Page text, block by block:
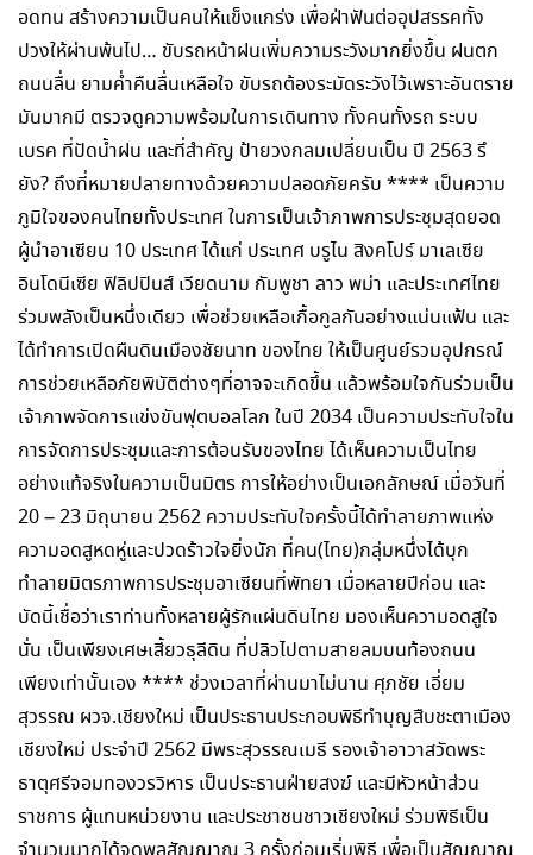
อดทน สร้างความเป็นคนให้แข็งแกร่ง เพื่อฝ่าฟันต่ออุปสรรคทั้ง
ปวงให้ผ่านพ้นไป… ขับรถหน้าฝนเพิ่มความระวังมากยิ่งขึ้น ฝนตก
ถนนลื่น ยามค่ำคืนลื่นเหลือใจ ขับรถต้องระมัดระวังไว้เพราะอันตราย
มันมากมี ตรวจดูความพร้อมในการเดินทาง ทั้งคนทั้งรถ ระบบ
เบรค ที่ปัดน้ำฝน และที่สำคัญ ป้ายวงกลมเปลี่ยนเป็น ปี 2563 รึ
ยัง? ถึงที่หมายปลายทางด้วยความปลอดภัยครับ **** เป็นความ
ภูมิใจของคนไทยทั้งประเทศ ในการเป็นเจ้าภาพการประชุมสุดยอด
ผู้นำอาเซียน 10 ประเทศ ได้แก่ ประเทศ บรูไน สิงคโปร์ มาเลเซีย
อินโดนีเซีย ฟิลิปปินส์ เวียดนาม กัมพูชา ลาว พม่า และประเทศไทย
ร่วมพลังเป็นหนึ่งเดียว เพื่อช่วยเหลือเกื้อกูลกันอย่างแน่นแฟ้น และ
ได้ทำการเปิดผืนดินเมืองชัยนาท ของไทย ให้เป็นศูนย์รวมอุปกรณ์
การช่วยเหลือภัยพิบัติต่างๆที่อาจจะเกิดขึ้น แล้วพร้อมใจกันร่วมเป็น
เจ้าภาพจัดการแข่งขันฟุตบอลโลก ในปี 2034 เป็นความประทับใจใน
การจัดการประชุมและการต้อนรับของไทย ได้เห็นความเป็นไทย
อย่างแท้จริงในความเป็นมิตร การให้อย่างเป็นเอกลักษณ์ เมื่อวันที่
20 – 23 มิถุนายน 2562 ความประทับใจครั้งนี้ได้ทำลายภาพแห่ง
ความอดสูหดหู่และปวดร้าวใจยิ่งนัก ที่คน(ไทย)กลุ่มหนึ่งได้บุก
ทำลายมิตรภาพการประชุมอาเซียนที่พัทยา เมื่อหลายปีก่อน และ
บัดนี้เชื่อว่าเราท่านทั้งหลายผู้รักแผ่นดินไทย มองเห็นความอดสูใจ
นั่น เป็นเพียงเศษเสี้ยวธุลีดิน ที่ปลิวไปตามสายลมบนท้องถนน
เพียงเท่านั้นเอง **** ช่วงเวลาที่ผ่านมาไม่นาน ศุภชัย เอี่ยม
สุวรรณ ผวจ.เชียงใหม่ เป็นประธานประกอบพิธีทำบุญสืบชะตาเมือง
เชียงใหม่ ประจำปี 2562 มีพระสุวรรณเมธี รองเจ้าอาวาสวัดพระ
ธาตุศรีจอมทองวรวิหาร เป็นประธานฝ่ายสงฆ์ และมีหัวหน้าส่วน
ราชการ ผู้แทนหน่วยงาน และประชาชนชาวเชียงใหม่ ร่วมพิธีเป็น